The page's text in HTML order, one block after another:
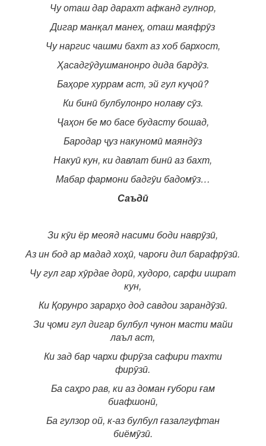
Чу оташ дар дарахт афканд гулнор,
Дигар манқал манеҳ, оташ маяфрӯз
Чу наргис чашми бахт аз хоб бархост,
Ҳасадгӯдушманонро дида бардӯз.
Баҳоре хуррам аст, эй гул куҷоӣ?
Ки бинӣ булбулонро нолаву сӯз.
Ҷаҳон бе мо басе будасту бошад,
Бародар ҷуз накуномӣ маяндӯз
Накуӣ кун, ки давлат бинӣ аз бахт,
Мабар фармони бадгӯи бадомӯз…
Саъдӣ
Зи кӯи ёр меояд насими боди наврӯзӣ,
Аз ин бод ар мадад хоҳӣ, чароғи дил барафрӯзӣ.
Чу гул гар хӯрдае дорӣ, худоро, сарфи ишрат
кун,
Ки Қорунро зарарҳо дод савдои зарандӯзӣ.
Зи ҷоми гул дигар булбул чунон масти майи
лаъл аст,
Ки зад бар чархи фирӯза сафири тахти
фирӯзӣ.
Ба саҳро рав, ки аз доман ғубори ғам
биафшонӣ,
Ба гулзор ой, к-аз булбул ғазалгуфтан
биёмӯзӣ.